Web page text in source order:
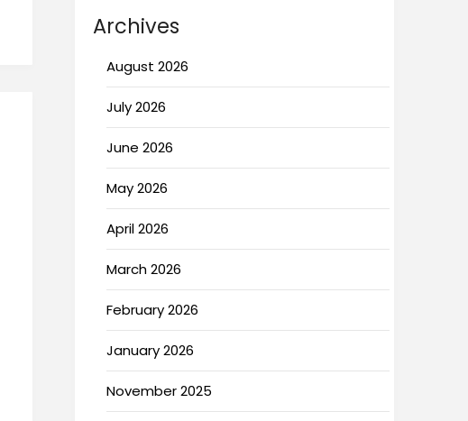
Archives
August 2026
July 2026
June 2026
May 2026
April 2026
March 2026
February 2026
January 2026
November 2025